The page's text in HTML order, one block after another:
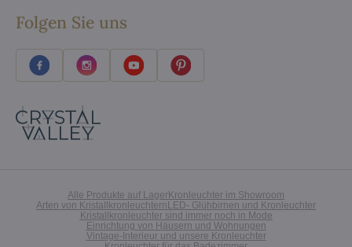
Folgen Sie uns
Alle Produkte auf LagerKronleuchter im Showroom
Arten von KristallkronleuchternLED- Glühbirnen und Kronleuchter
Kristallkronleuchter sind immer noch in Mode
Einrichtung von Häusern und Wohnungen
Vintage-Interieur und unsere Kronleuchter